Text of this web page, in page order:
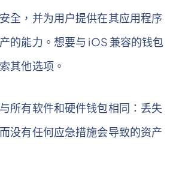
全，并为用户提供在其应用程序
的能力。想要与 iOS 兼容的钱包
其他选项。
所有软件和硬件钱包相同：丢失
没有任何应急措施会导致的资产